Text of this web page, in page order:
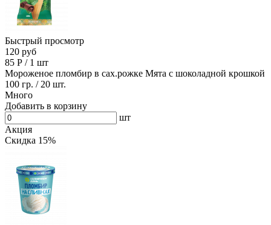
Быстрый просмотр
120 руб
85 Р / 1 шт
Мороженое пломбир в сах.рожке Мята с шоколадной крошкой
100 гр. / 20 шт.
Много
Добавить в корзину
шт
Акция
Скидка 15%